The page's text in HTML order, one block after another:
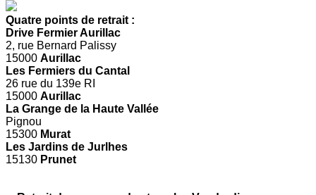
Quatre points de retrait :
Drive Fermier Aurillac
2, rue Bernard Palissy
15000 Aurillac
Les Fermiers du Cantal
26 rue du 139e RI
15000 Aurillac
La Grange de la Haute Vallée
Pignou
15300 Murat
Les Jardins de Jurlhes
15130 Prunet